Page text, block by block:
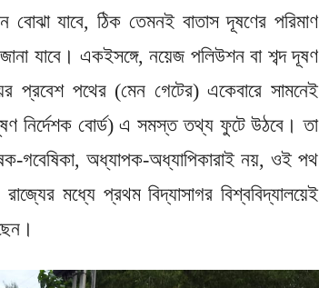
বোঝা যাবে, ঠিক তেমনই বাতাস দূষণের পরিমাণ
যাবে। একইসঙ্গে, নয়েজ পলিউশন বা শব্দ দূষণ
প্রবেশ পথের (মেন গেটের) একেবারে সামনেই
নির্দেশক বোর্ড) এ সমস্ত তথ্য ফুটে উঠবে। তা
গবেষিকা, অধ্যাপক-অধ্যাপিকারাই নয়, ওই পথ
মধ্যে প্রথম বিদ্যাসাগর বিশ্ববিদ্যালয়েই